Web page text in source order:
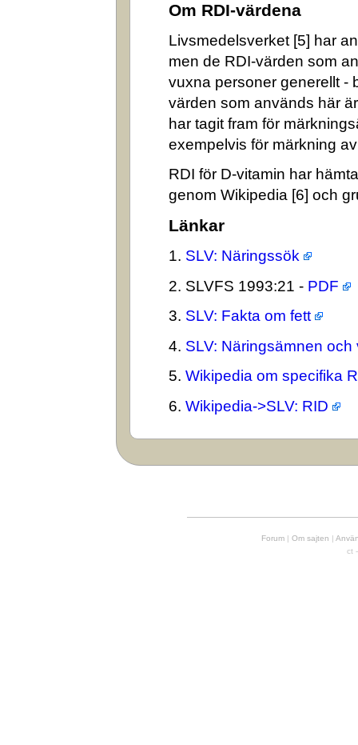
Om RDI-värdena
Livsmedelsverket [5] har
men de RDI-värden som
vuxna personer generellt -
värden som används här
har tagit fram för
exempelvis för märkning
RDI för D-vitamin har
genom Wikipedia [6] och
Länkar
1. SLV: Näringssök
2. SLVFS 1993:21 - PDF
3. SLV: Fakta om fett
4. SLV: Näringsämnen och
5. Wikipedia om specifika
6. Wikipedia->SLV: RID
Forum | Om sajten |
ct